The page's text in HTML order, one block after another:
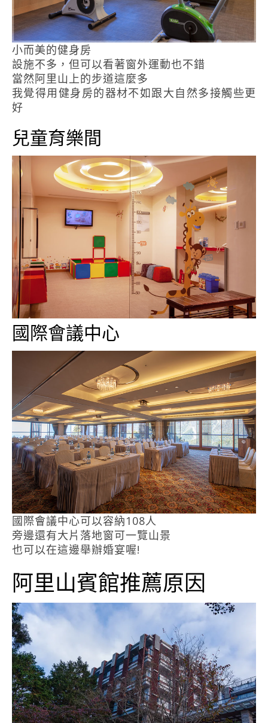
小而美的健身房
設施不多，但可以看著窗外運動也不錯
當然阿里山上的步道這麼多
我覺得用健身房的器材不如跟大自然多接觸些更
好
兒童育樂間
國際會議中心
國際會議中心可以容納108人
旁邊還有大片落地窗可一覽山景
也可以在這邊舉辦婚宴喔!
阿里山賓館推薦原因